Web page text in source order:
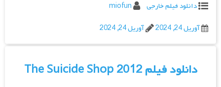
دانلود فیلم خارجی
miofun
آوریل 24, 2024
آوریل 24, 2024
دانلود فیلم The Suicide Shop 2012